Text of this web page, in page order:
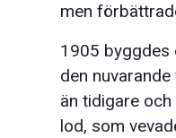
men
1905 byggdes
den
än tidigare
lod, som